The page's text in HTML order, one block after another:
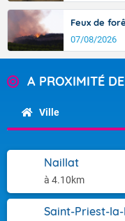
Feux de
07/08/2026
A PROXIMITÉ
Ville
Naillat
à 4.10km
Saint-Priest-